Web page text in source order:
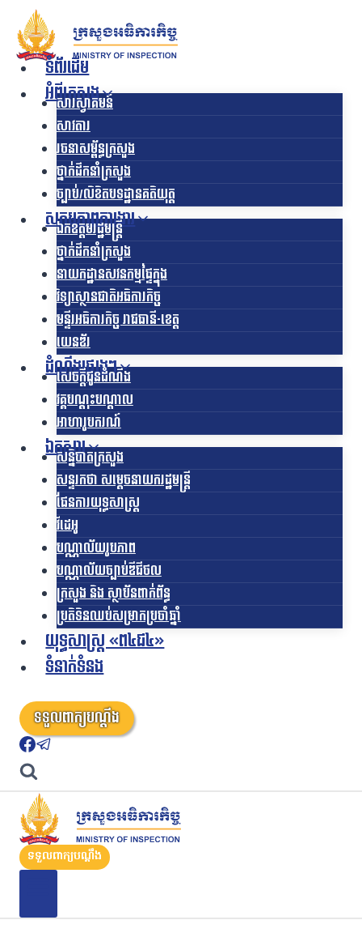
contentទំព័រដើម
អំពីក្រសួង
សារស្វាគមន៍
សាវតារ
រចនាសម្ព័ន្ធក្រសួង​
ថ្នាក់ដឹកនាំក្រសួង
ច្បាប់/លិខិតបទដ្ឋានគតិយុត្ត
សកម្មភាពការងារ
ឯកឧត្ដមរដ្ឋមន្ត្រី
ថ្នាក់ដឹកនាំក្រសួង
នាយកដ្ឋានសវនកម្មផ្ទៃក្នុង
វិទ្យាស្ថានជាតិអធិការកិច្ច
មន្ទីរអធិការកិច្ច រាជធានី-ខេត្ត
យេនឌ័រ
ដំណឹងផ្សេងៗ
សេចក្តីជូនដំណឹង
វគ្គបណ្តុះបណ្តាល
អាហារូបករណ៍
ឯកសារ
សន្និបាតក្រសួង
សន្ទរកថា សម្តេចនាយករដ្ឋមន្ត្រី
ផែនការយុទ្ធសាស្រ្ត
វីដេអូ
បណ្ណាល័យរូបភាព
បណ្ណាល័យច្បាប់ឌីជីថល
ក្រសួង និង ស្ថាប័នពាក់ព័ន្ធ
ប្រតិទិនឈប់សម្រាកប្រចាំឆ្នាំ
យុទ្ធសាស្ត្រ «ព៤ជ៤»
ទំនាក់ទំនង
ទទួលពាក្យបណ្តឹង
ទទួលពាក្យបណ្តឹង